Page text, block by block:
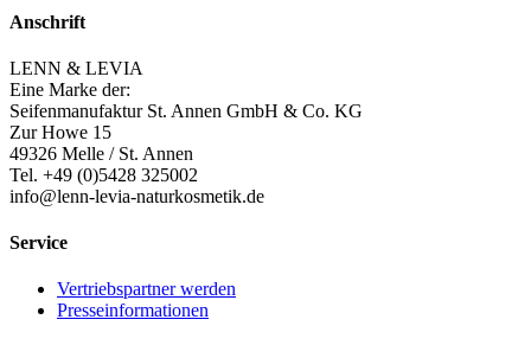
Anschrift
LENN & LEVIA
Eine Marke der:
Seifenmanufaktur St. Annen GmbH & Co. KG
Zur Howe 15
49326 Melle / St. Annen
Tel. +49 (0)5428 325002
info@lenn-levia-naturkosmetik.de
Service
Vertriebspartner werden
Presseinformationen